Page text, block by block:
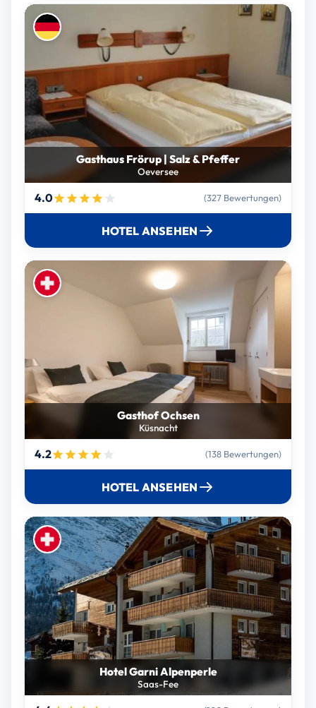
Gasthaus Frörup | Salz & Pfeffer
Oeversee
4.0 (327 Bewertungen)
HOTEL ANSEHEN
Gasthof Ochsen
Küsnacht
4.2 (138 Bewertungen)
HOTEL ANSEHEN
Hotel Garni Alpenperle
Saas-Fee